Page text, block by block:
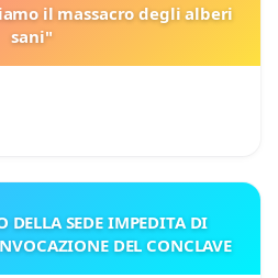
il massacro degli alberi
sani"
DELLA SEDE IMPEDITA DI
DEL CONCLAVE